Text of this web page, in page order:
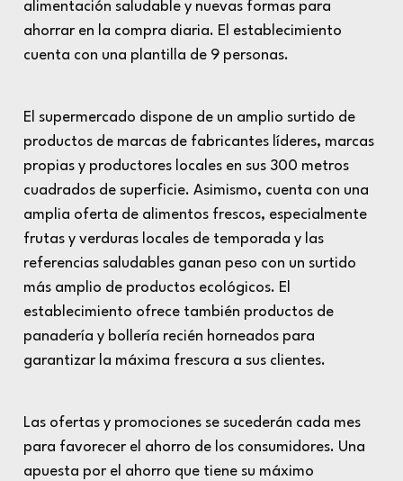
alimentación saludable y nuevas formas para
ahorrar en la compra diaria. El establecimiento
cuenta con una plantilla de 9 personas.
El supermercado dispone de un amplio surtido de
productos de marcas de fabricantes líderes, marcas
propias y productores locales en sus 300 metros
cuadrados de superficie. Asimismo, cuenta con una
amplia oferta de alimentos frescos, especialmente
frutas y verduras locales de temporada y las
referencias saludables ganan peso con un surtido
más amplio de productos ecológicos. El
establecimiento ofrece también productos de
panadería y bollería recién horneados para
garantizar la máxima frescura a sus clientes.
Las ofertas y promociones se sucederán cada mes
para favorecer el ahorro de los consumidores. Una
apuesta por el ahorro que tiene su máximo